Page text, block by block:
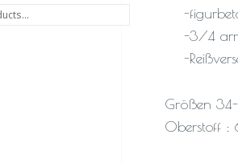
-
-3/4
-
Größen
Oberstoff :